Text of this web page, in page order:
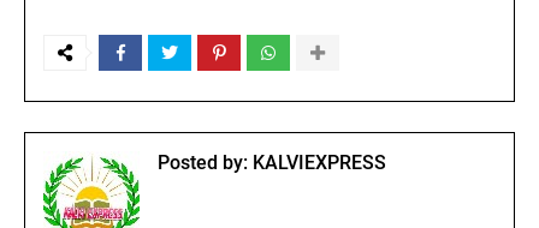
Posted by: KALVIEXPRESS